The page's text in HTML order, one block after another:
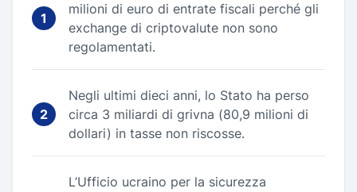
milioni di euro di entrate fiscali perché gli
exchange di criptovalute non sono
regolamentati.
Negli ultimi dieci anni, lo Stato ha perso
circa 3 miliardi di grivna (80,9 milioni di
dollari) in tasse non riscosse.
L’Ufficio ucraino per la sicurezza